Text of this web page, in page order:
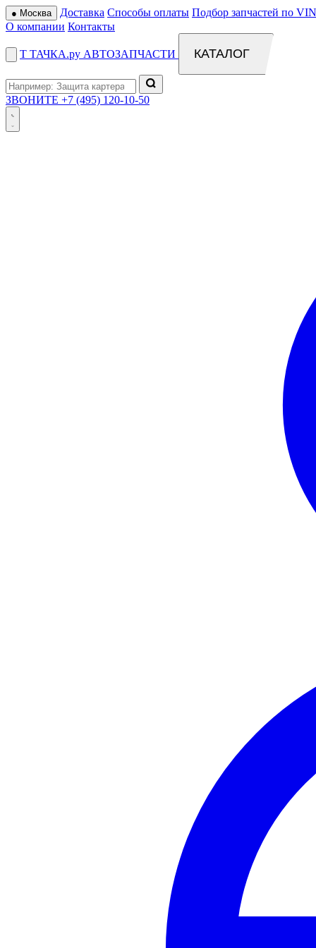
● Москва Доставка Способы оплаты Подбор запчастей по
О компании Контакты
Т ТАЧКА.ру АВТОЗАПЧАСТИ КАТАЛОГ
ЗВОНИТЕ +7 (495) 120-10-50